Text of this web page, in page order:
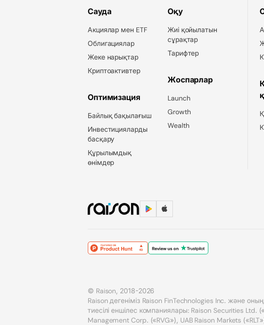
Сауда
Акциялар мен ETF
Облигациялар
Жеке нарықтар
Криптоактивтер
Оптимизация
Байлық бақылағыш
Инвестицияларды
басқару
Құрылымдық
өнімдер
Оқу
Жиі қойылатын
сұрақтар
Тарифтер
Жоспарлар
Launch
Growth
Wealth
© Raison, 2018-2026
Raison дегеніміз Raison FinTechnologies Inc. және
тиесілі еншілес компаниялары: Raison Securities Ltd.
Management Corp. («RVG»), UAB Raison Markets